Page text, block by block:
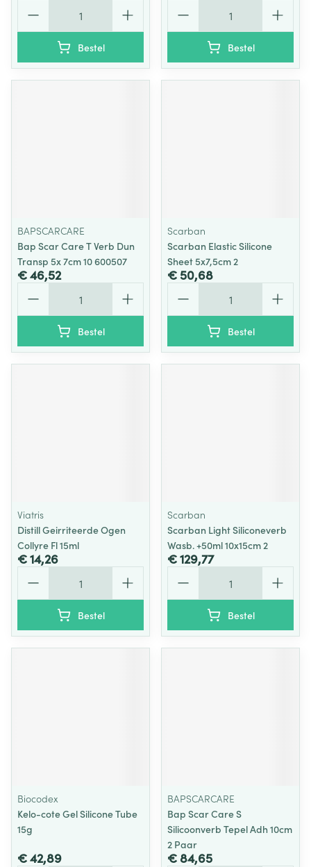
Bestel Bestel
BAPSCARCARE
Bap Scar Care T Verb Dun
Transp 5x 7cm 10 600507
€ 46,52
Bestel
Scarban
Scarban Elastic Silicone
Sheet 5x7,5cm 2
€ 50,68
Bestel
Viatris
Distill Geirriteerde Ogen
Collyre Fl 15ml
€ 14,26
Bestel
Scarban
Scarban Light Siliconeverb
Wasb. +50ml 10x15cm 2
€ 129,77
Bestel
Biocodex
Kelo-cote Gel Silicone Tube
15g
€ 42,89
BAPSCARCARE
Bap Scar Care S
Silicoonverb Tepel Adh 10cm
2 Paar
€ 84,65